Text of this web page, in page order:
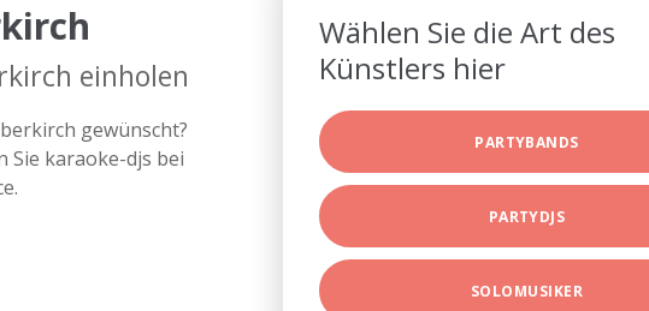
einholen
gewünscht?
Sie karaoke-djs bei
Wählen Sie die Art des
Künstlers hier
PARTYBANDS
PARTYDJS
SOLOMUSIKER